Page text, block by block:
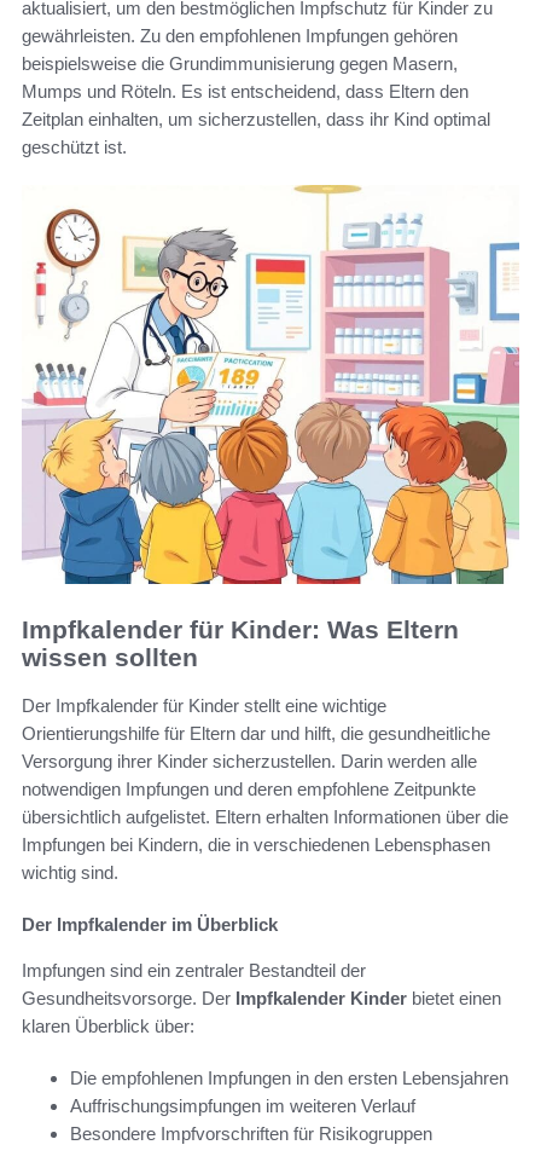
aktualisiert, um den bestmöglichen Impfschutz für Kinder zu
gewährleisten. Zu den empfohlenen Impfungen gehören
beispielsweise die Grundimmunisierung gegen Masern,
Mumps und Röteln. Es ist entscheidend, dass Eltern den
Zeitplan einhalten, um sicherzustellen, dass ihr Kind optimal
geschützt ist.
Impfkalender für Kinder: Was Eltern
wissen sollten
Der Impfkalender für Kinder stellt eine wichtige
Orientierungshilfe für Eltern dar und hilft, die gesundheitliche
Versorgung ihrer Kinder sicherzustellen. Darin werden alle
notwendigen Impfungen und deren empfohlene Zeitpunkte
übersichtlich aufgelistet. Eltern erhalten Informationen über die
Impfungen bei Kindern, die in verschiedenen Lebensphasen
wichtig sind.
Der Impfkalender im Überblick
Impfungen sind ein zentraler Bestandteil der
Gesundheitsvorsorge. Der Impfkalender Kinder bietet einen
klaren Überblick über:
Die empfohlenen Impfungen in den ersten Lebensjahren
Auffrischungsimpfungen im weiteren Verlauf
Besondere Impfvorschriften für Risikogruppen